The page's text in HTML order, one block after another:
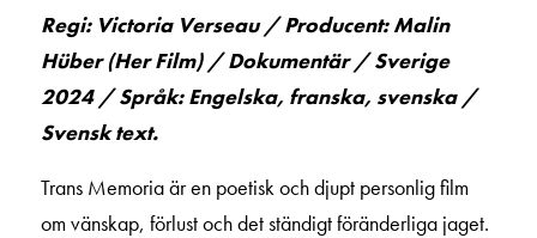
Regi: Victoria Verseau / Producent: Malin
Hüber (Her Film) / Dokumentär / Sverige
2024 / Språk: Engelska, franska, svenska /
Svensk text.
Trans Memoria är en poetisk och djupt personlig film
om vänskap, förlust och det ständigt föränderliga jaget.